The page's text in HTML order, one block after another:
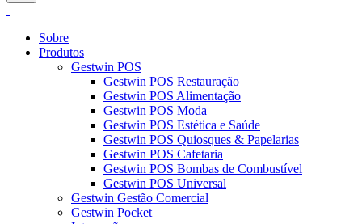
Sobre
Produtos
Gestwin POS
Gestwin POS Restauração
Gestwin POS Alimentação
Gestwin POS Moda
Gestwin POS Estética e Saúde
Gestwin POS Quiosques & Papelarias
Gestwin POS Cafetaria
Gestwin POS Bombas de Combustível
Gestwin POS Universal
Gestwin Gestão Comercial
Gestwin Pocket